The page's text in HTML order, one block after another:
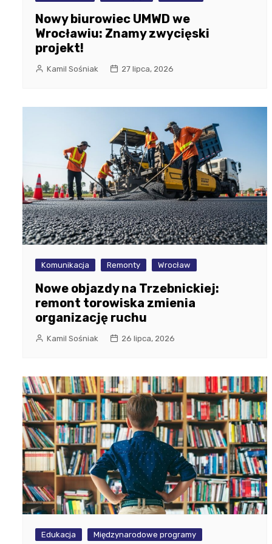
Nowy biurowiec UMWD we
Wrocławiu: Znamy zwycięski
projekt!
Kamil Sośniak 27 lipca, 2026
Komunikacja Remonty Wrocław
Nowe objazdy na Trzebnickiej:
remont torowiska zmienia
organizację ruchu
Kamil Sośniak 26 lipca, 2026
Edukacja Międzynarodowe programy